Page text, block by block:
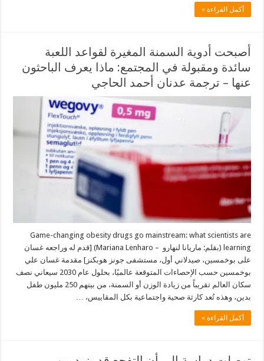
أكمل القراءة »
أصبحت أدوية السمنة المغيرة لقواعد اللعبة
سائدة ومقبولة في المجتمع: ماذا يعرف الباحثون
عنها – ترجمة عدنان أحمد الحاجي
Game-changing obesity drugs go mainstream: what scientists are
learning (بقلم: ماريانا لنهارو – Mariana Lenharo) [قدم له وراجعه غسان
على بوخمسين، صيدلاني أول، مستشفى جونز هوبكنز] مقدمة غسان علي
بوخمسين حسب الإحصاءات المتوقعة عالميًا، بحلول عام 2030 سيعاني نصف
سكان العالم تقريباً من زيادة الوزن أو السمنة، من بينهم 250 مليون طفل
بدين، وهذه تُعد كارثة صحية واجتماعية بكل المقاييس، …
أكمل القراءة »